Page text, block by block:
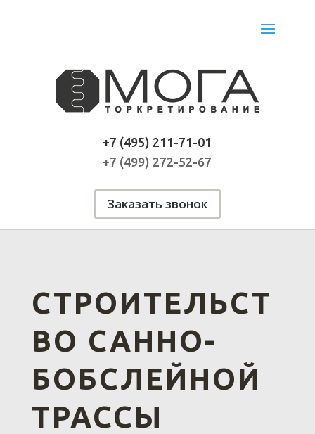
+7 (495) 211-71-01
+7 (499) 272-52-67
Заказать звонок
СТРОИТЕЛЬСТ
ВО САННО-
БОБСЛЕЙНОЙ
ТРАССЫ